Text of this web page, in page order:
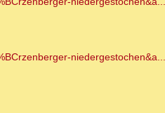
niedergestochen&a...